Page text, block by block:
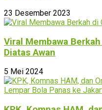
23 Desember 2023
Viral Membawa
Diatas Awan
5 Mei 2024